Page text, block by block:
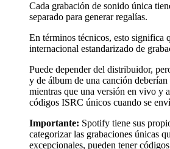
Cada grabación de sonido única
separado para generar regalías.
En términos técnicos, esto significa
internacional estandarizado de
Puede depender del distribuidor,
y de álbum de una canción
mientras que una versión en vivo y
códigos ISRC únicos cuando se
Importante: Spotify tiene sus
categorizar las grabaciones únicas
excepcionales, pueden tener